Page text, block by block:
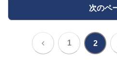
次のペ
前 1 2